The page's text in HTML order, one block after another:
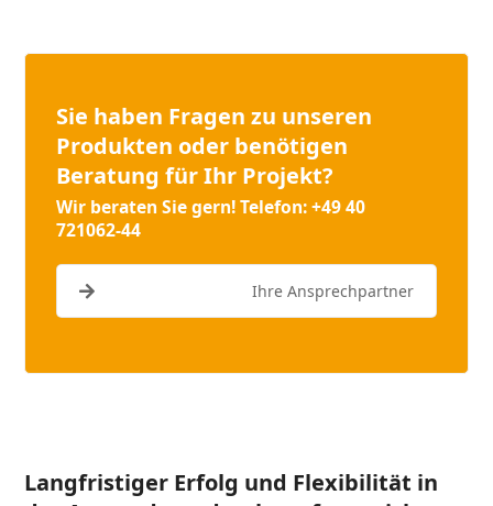
Sie haben Fragen zu unseren
Produkten oder benötigen
Beratung für Ihr Projekt?
Wir beraten Sie gern! Telefon: +49 40
721062-44
Ihre Ansprechpartner
Langfristiger Erfolg und Flexibilität in